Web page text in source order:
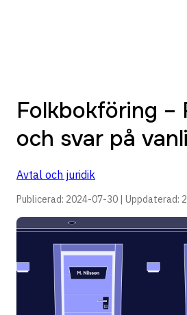
Folkbokföring –
och svar på
Avtal och juridik
Publicerad: 2024-07-30 | Uppdaterad: